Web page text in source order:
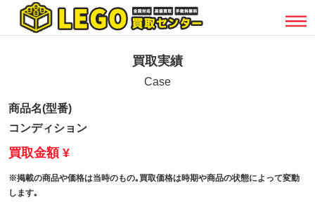
買取実績
Case
商品名(型番)
コンディション
買取金額 ¥
※掲載の商品や価格は当時のもの｡買取価格は時期や商品の状態によって変動
します｡